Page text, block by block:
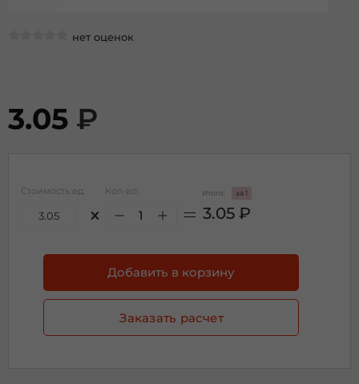
нет оценок
3.05 ₽
Стоимость ед. Кол-во: Итого: за 1
3.05 ₽
Добавить в корзину
Заказать расчет